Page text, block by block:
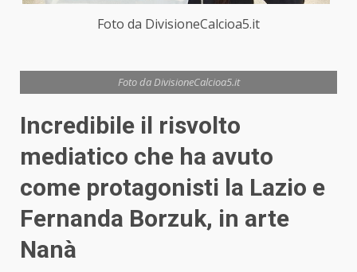
Foto da DivisioneCalcioa5.it
Foto da DivisioneCalcioa5.it
Incredibile il risvolto
mediatico che ha avuto
come protagonisti la Lazio e
Fernanda Borzuk, in arte
Nanà